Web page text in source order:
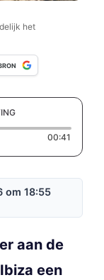
het
00:41
om 18:55
aan de
een